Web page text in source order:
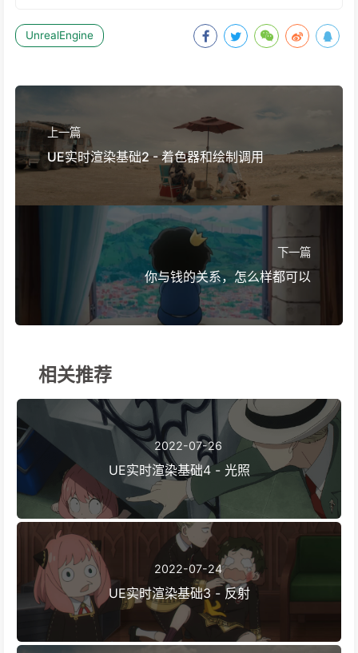
UnrealEngine
上一篇
UE实时渲染基础2 - 着色器和绘制调用
下一篇
你与钱的关系，怎么样都可以
相关推荐
2022-07-26
UE实时渲染基础4 - 光照
2022-07-24
UE实时渲染基础3 - 反射